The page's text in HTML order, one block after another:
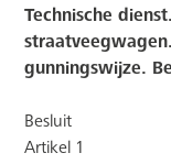
Technische
gunningswijze.
Besluit
Artikel 1